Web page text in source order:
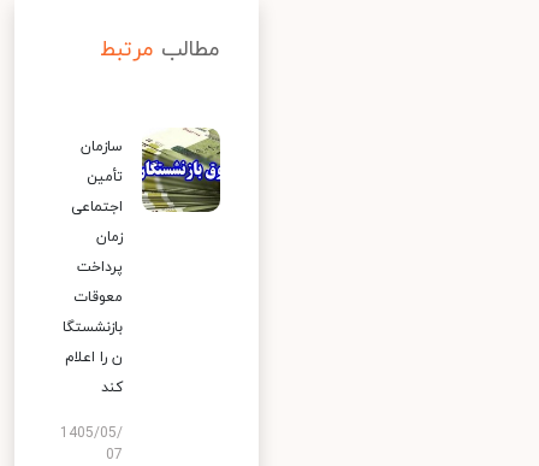
مطالب مرتبط
سازمان
تأمین
اجتماعی
زمان
پرداخت
معوقات
بازنشستگا
ن را اعلام
کند
1405/05/
07